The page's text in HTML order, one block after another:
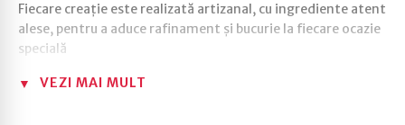
Fiecare creație este realizată artizanal, cu ingrediente atent
alese, pentru a aduce rafinament și bucurie la fiecare ocazie
specială
VEZI MAI MULT